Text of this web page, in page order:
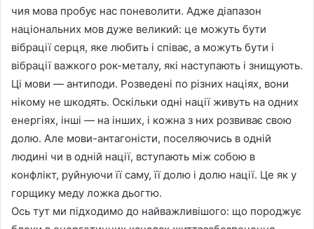
чия мова пробує нас поневолити. Адже діапазон
національних мов дуже великий: це можуть бути
вібрації серця, яке любить і співає, а можуть бути і
вібрації важкого рок-металу, які наступають і знищують.
Ці мови — антиподи. Розведені по різних націях, вони
нікому не шкодять. Оскільки одні нації живуть на одних
енергіях, інші — на інших, і кожна з них розвиває свою
долю. Але мови-антагоністи, поселяючись в одній
людині чи в одній нації, вступають між собою в
конфлікт, руйнуючи її саму, її долю і долю нації. Це як у
горщику меду ложка дьогтю.
Ось тут ми підходимо до найважливішого: що породжує